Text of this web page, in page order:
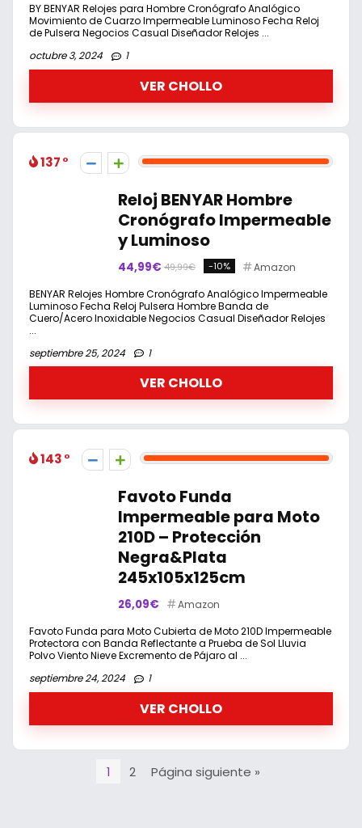
BY BENYAR Relojes para Hombre Cronógrafo Analógico
Movimiento de Cuarzo Impermeable Luminoso Fecha Reloj
de Pulsera Negocios Casual Diseñador Relojes ...
octubre 3, 2024
1
VER CHOLLO
137
Reloj BENYAR Hombre
Cronógrafo Impermeable
y Luminoso
44,99€ 49,99€ -10%
Amazon
BENYAR Relojes Hombre Cronógrafo Analógico Impermeable
Luminoso Fecha Reloj Pulsera Hombre Banda de
Cuero/Acero Inoxidable Negocios Casual Diseñador Relojes
...
septiembre 25, 2024
1
VER CHOLLO
143
Favoto Funda
Impermeable para Moto
210D – Protección
Negra&Plata
245x105x125cm
26,09€
Amazon
Favoto Funda para Moto Cubierta de Moto 210D Impermeable
Protectora con Banda Reflectante a Prueba de Sol Lluvia
Polvo Viento Nieve Excremento de Pájaro al ...
septiembre 24, 2024
1
VER CHOLLO
1 2 Página siguiente »